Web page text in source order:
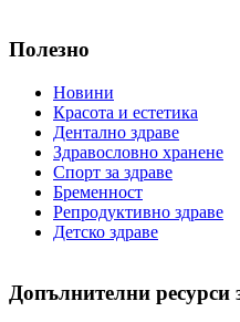
Полезно
Новини
Красота и естетика
Дентално здраве
Здравословно хранене
Спорт за здраве
Бременност
Репродуктивно здраве
Детско здраве
Допълнителни ресурси